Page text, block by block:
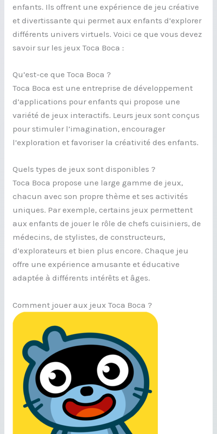
enfants. Ils offrent une expérience de jeu créative
et divertissante qui permet aux enfants d’explorer
différents univers virtuels. Voici ce que vous devez
savoir sur les jeux Toca Boca :
Qu’est-ce que Toca Boca ?
Toca Boca est une entreprise de développement
d’applications pour enfants qui propose une
variété de jeux interactifs. Leurs jeux sont conçus
pour stimuler l’imagination, encourager
l’exploration et favoriser la créativité des enfants.
Quels types de jeux sont disponibles ?
Toca Boca propose une large gamme de jeux,
chacun avec son propre thème et ses activités
uniques. Par exemple, certains jeux permettent
aux enfants de jouer le rôle de chefs cuisiniers, de
médecins, de stylistes, de constructeurs,
d’explorateurs et bien plus encore. Chaque jeu
offre une expérience amusante et éducative
adaptée à différents intérêts et âges.
Comment jouer aux jeux Toca Boca ?